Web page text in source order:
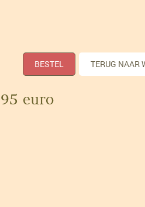
BESTEL TERUG NAAR
euro